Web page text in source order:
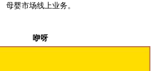
母婴市场线上业务。
咿呀